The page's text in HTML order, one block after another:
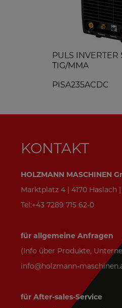
PULS INVERTER
TIG/MMA
PISA235ACDC
KONTAKT
HOLZMANN MASCHINEN
Marktplatz 4 | 4170 Haslach
Tel:+43 7289 715 62-0
für allgemeine Anfragen
(Info über Produkte,
info@holzmann-
für After-sales-Service